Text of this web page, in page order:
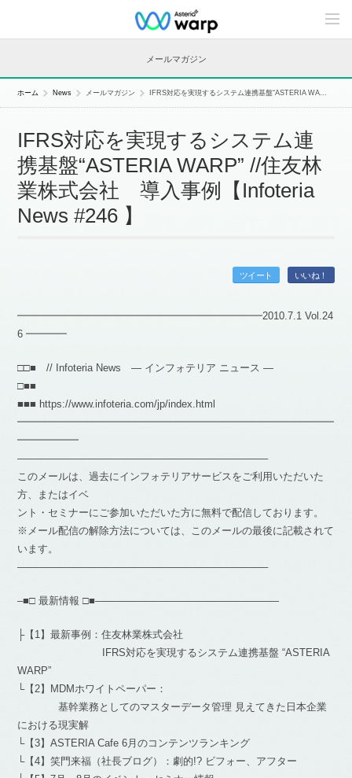
C
n
n
メールマガジン
ホーム News メールマガジン IFRS対応を実現するシステム連携基盤“ASTERIA WA...
IFRS対応を実現するシステム連
携基盤“ASTERIA WARP” //住友林
業株式会社 導入事例【Infoteria
News #246 】
ツイート いいね！
━━━━━━━━━━━━━━━━━━━━━━━━2010.7.1 Vol.24
6 ━━━━
□□■ // Infoteria News — インフォテリア ニュース —
□■■
■■■ https://www.infoteria.com/jp/index.html
━━━━━━━━━━━━━━━━━━━━━━━━━━━━━━━
━━━━━━
————————————————————————–
このメールは、過去にインフォテリアサービスをご利用いただいた
方、またはイベ
ント・セミナーにご参加いただいた方に無料で配信しております。
※メール配信の解除方法については、このメールの最後に記載されて
います。
————————————————————————–
–■□ 最新情報 □■——————————————————
├【1】最新事例：住友林業株式会社
IFRS対応を実現するシステム連携基盤 “ASTERIA
WARP”
└【2】MDMホワイトペーパー：
基幹業務としてのマスターデータ管理 見えてきた日本企業
における現実解
└【3】ASTERIA Cafe 6月のコンテンツランキング
└【4】笑門来福（社長ブログ）：劇的!? ビフォー、アフター